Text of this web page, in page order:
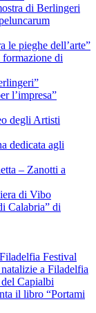
di Berlingeri
le pieghe dell’arte”
di
l’impresa”
degli Artisti
dedicata agli
– Zanotti a
di Vibo
Calabria” di
Festival
a Filadelfia
Capialbi
il libro “Portami